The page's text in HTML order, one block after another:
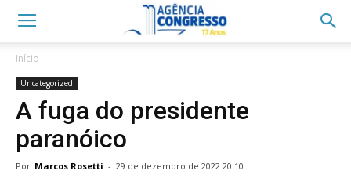
Início
Uncategorized
A fuga do presidente
paranóico
Por Marcos Rosetti - 29 de dezembro de 2022 20:10